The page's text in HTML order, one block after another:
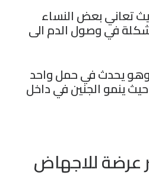
تعاني بعض النساء
في وصول الدم الى
وهو يحدث في حمل واحد
ينمو الجنين في داخل
عرضة للاجهاض